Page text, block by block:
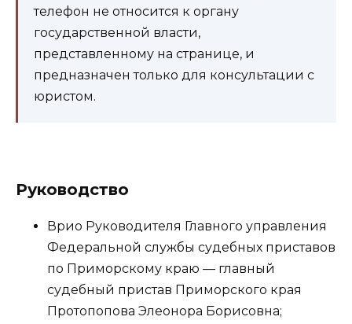
телефон не относится к органу
государственной власти,
представленному на странице, и
предназначен только для консультации с
юристом.
Руководство
Врио Руководителя Главного управления
Федеральной службы судебных приставов
по Приморскому краю — главный
судебный пристав Приморского края
Протопопова Элеонора Борисовна;